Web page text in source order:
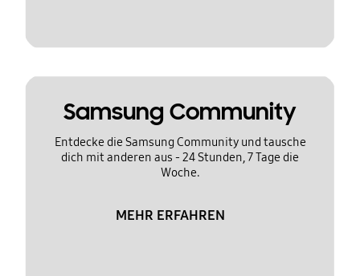
Samsung Community
Entdecke die Samsung Community und tausche
dich mit anderen aus - 24 Stunden, 7 Tage die
Woche.
MEHR ERFAHREN